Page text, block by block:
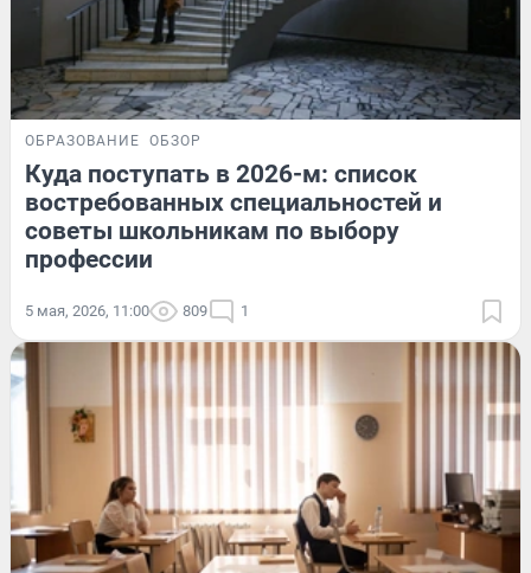
ОБРАЗОВАНИЕ ОБЗОР
Куда поступать в 2026-м: список
востребованных специальностей и
советы школьникам по выбору
профессии
5 мая, 2026, 11:00 809 1